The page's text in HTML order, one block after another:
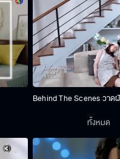
Behind The Scenes วาด
ทั้งหมด